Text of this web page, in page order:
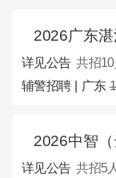
2026广东湛江市
详见公告 共招
辅警招聘 | 广东
2026中智（云南）经济技术合作
详见公告 共招5